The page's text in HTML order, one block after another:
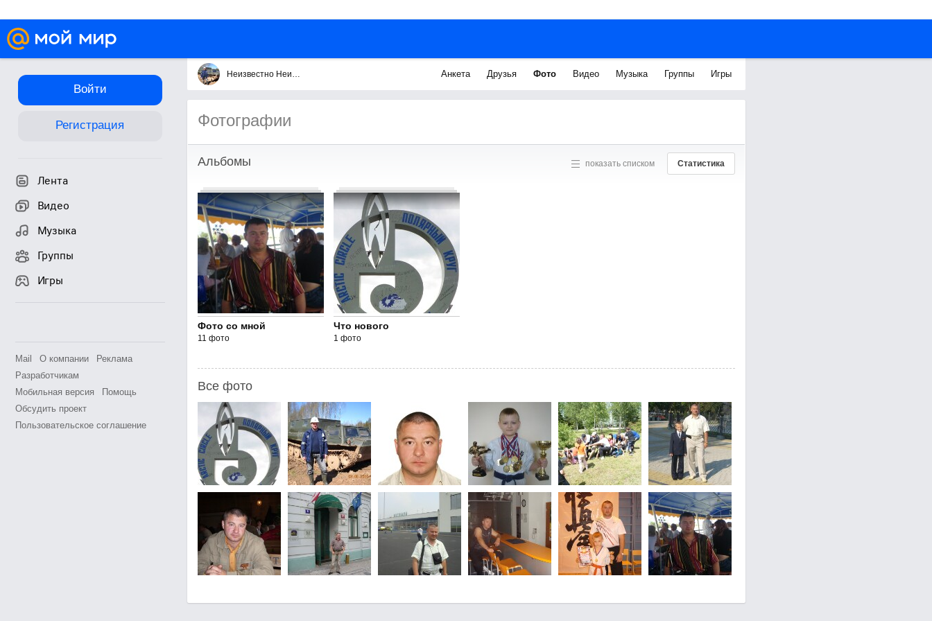
Войти
Регистрация
Лента
Видео
Музыка
Группы
Игры
Mail О компании
Реклама
Разработчикам
Мобильная версия
Помощь
Обсудить проект
Пользовательское соглашение
Неизвестно Неизвестно Анкета Друзья Фото Видео Музыка Группы Игры
Фотографии
показать списком Статистика
Альбомы
Фото со мной
11 фото
Что нового
1 фото
Все фото